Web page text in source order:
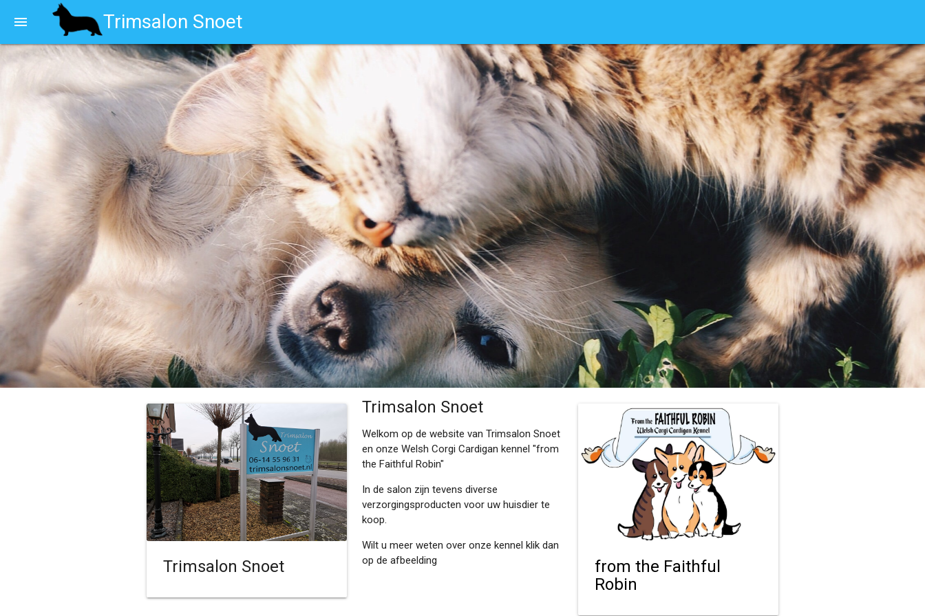
Trimsalon Snoet
menu
Trimsalon Snoet
Trimsalon Snoet
Welkom op de website van Trimsalon Snoet
en onze Welsh Corgi Cardigan kennel "from
the Faithful Robin"
In de salon zijn tevens diverse
verzorgingsproducten voor uw huisdier te
koop.
Wilt u meer weten over onze kennel klik dan
op de afbeelding
from the Faithful
Robin